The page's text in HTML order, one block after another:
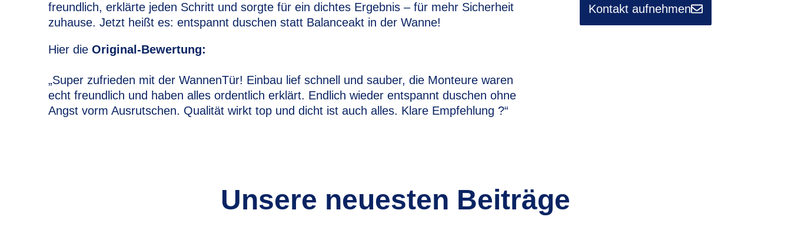
freundlich, erklärte jeden Schritt und sorgte für ein dichtes Ergebnis – für mehr Sicherheit
zuhause. Jetzt heißt es: entspannt duschen statt Balanceakt in der Wanne!
Hier die Original-Bewertung:
„Super zufrieden mit der WannenTür! Einbau lief schnell und sauber, die Monteure waren
echt freundlich und haben alles ordentlich erklärt. Endlich wieder entspannt duschen ohne
Angst vorm Ausrutschen. Qualität wirkt top und dicht ist auch alles. Klare Empfehlung ?“
Kontakt aufnehmen
Unsere neuesten Beiträge